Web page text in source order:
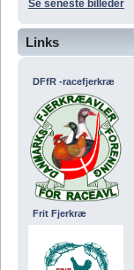
Se seneste billeder
Links
DFfR -racefjerkræ
Frit Fjerkræ